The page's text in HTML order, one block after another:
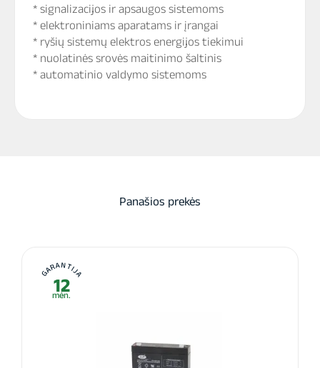
* signalizacijos ir apsaugos sistemoms
* elektroniniams aparatams ir įrangai
* ryšių sistemų elektros energijos tiekimui
* nuolatinės srovės maitinimo šaltinis
* automatinio valdymo sistemoms
Panašios prekės
GARANTIJA
12
mėn.